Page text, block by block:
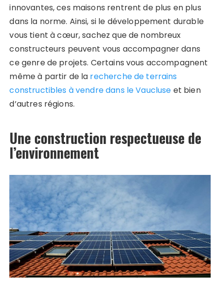
innovantes, ces maisons rentrent de plus en plus
dans la norme. Ainsi, si le développement durable
vous tient à cœur, sachez que de nombreux
constructeurs peuvent vous accompagner dans
ce genre de projets. Certains vous accompagnent
même à partir de la recherche de terrains
constructibles à vendre dans le Vaucluse et bien
d’autres régions.
Une construction respectueuse de
l’environnement